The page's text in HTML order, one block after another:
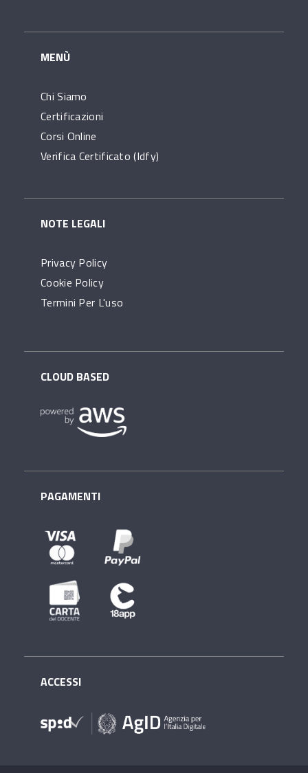
MENÙ
Chi Siamo
Certificazioni
Corsi Online
Verifica Certificato (idfy)
NOTE LEGALI
Privacy Policy
Cookie Policy
Termini Per L'uso
CLOUD BASED
PAGAMENTI
ACCESSI